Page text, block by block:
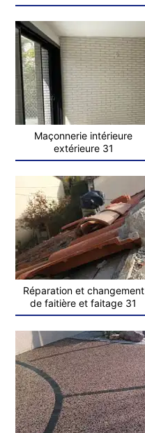
Maçonnerie intérieure
extérieure 31
Réparation et changement
de faitière et faitage 31